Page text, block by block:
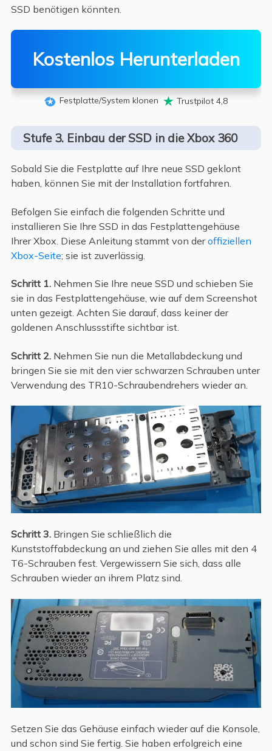
SSD benötigen könnten.
Kostenlos Herunterladen
 Festplatte/System klonen  Trustpilot 4,8
Stufe 3. Einbau der SSD in die Xbox 360
Sobald Sie die Festplatte auf Ihre neue SSD geklont
haben, können Sie mit der Installation fortfahren.
Befolgen Sie einfach die folgenden Schritte und
installieren Sie Ihre SSD in das Festplattengehäuse
Ihrer Xbox. Diese Anleitung stammt von deroffiziellen
Xbox-Seite; sie ist zuverlässig.
Schritt 1. Nehmen Sie Ihre neue SSD und schieben Sie
sie in das Festplattengehäuse, wie auf dem Screenshot
unten gezeigt. Achten Sie darauf, dass keiner der
goldenen Anschlussstifte sichtbar ist.
Schritt 2.Nehmen Sie nun die Metallabdeckung und
bringen Sie sie mit den vier schwarzen Schrauben unter
Verwendung des TR10-Schraubendrehers wieder an.
Schritt 3.Bringen Sie schließlich die
Kunststoffabdeckung an und ziehen Sie alles mit den 4
T6-Schrauben fest. Vergewissern Sie sich, dass alle
Schrauben wieder an ihrem Platz sind.
Setzen Sie das Gehäuse einfach wieder auf die Konsole,
und schon sind Sie fertig. Sie haben erfolgreich eine